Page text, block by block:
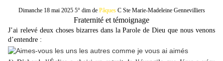
Dimanche 18 mai 2025 5° dim de Pâques C Ste Marie-Madeleine Gennevilliers
Fraternité et témoignage
J’ai relevé deux choses bizarres dans la Parole de Dieu que nous venons
d’entendre :